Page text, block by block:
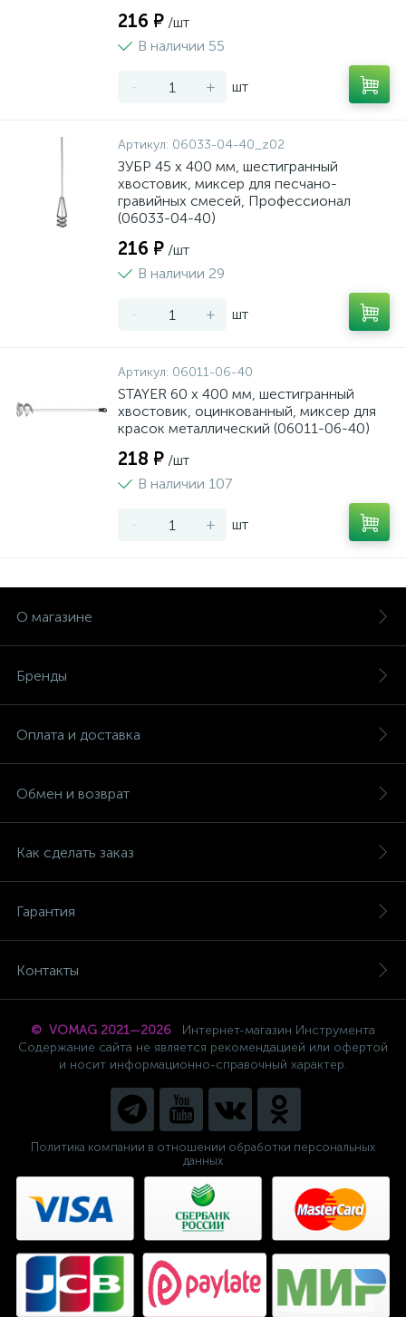
216 ₽ /шт
В наличии 55
- + шт
Артикул: 06033-04-40_z02
ЗУБР 45 х 400 мм, шестигранный
хвостовик, миксер для песчано-
гравийных смесей, Профессионал
(06033-04-40)
216 ₽ /шт
В наличии 29
- + шт
Артикул: 06011-06-40
STAYER 60 х 400 мм, шестигранный
хвостовик, оцинкованный, миксер для
красок металлический (06011-06-40)
218 ₽ /шт
В наличии 107
- + шт
О магазине
Бренды
Оплата и доставка
Обмен и возврат
Как сделать заказ
Гарантия
Контакты
© VOMAG 2021—2026
Интернет-магазин Инструмента
Содержание сайта не является рекомендацией или офертой
и носит информационно-справочный характер.
Политика компании в отношении обработки персональных
данных